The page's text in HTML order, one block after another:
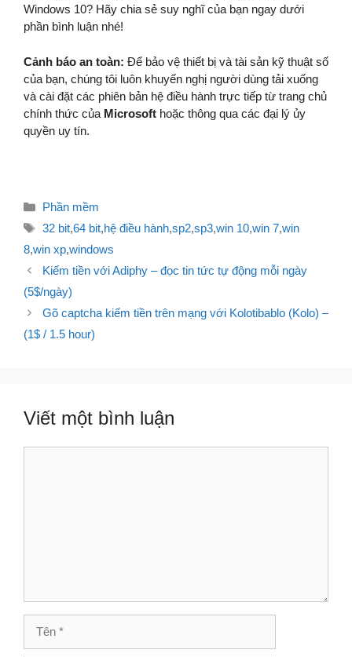
Windows 10? Hãy chia sẻ suy nghĩ của bạn ngay dưới
phần bình luận nhé!
Cảnh báo an toàn: Để bảo vệ thiết bị và tài sản kỹ thuật số
của bạn, chúng tôi luôn khuyến nghị người dùng tải xuống
và cài đặt các phiên bản hệ điều hành trực tiếp từ trang chủ
chính thức của Microsoft hoặc thông qua các đại lý ủy
quyền uy tín.
Danh
mục
Phần mềm
Thẻ
32 bit,64 bit,hệ điều hành,sp2,sp3,win 10,win 7,win
8,win xp,windows
Điều
hướng
bài
viết
Kiếm tiền với Adiphy – đọc tin tức tự động mỗi ngày
(5$/ngày)
Gõ captcha kiếm tiền trên mạng với Kolotibablo (Kolo) –
(1$ / 1.5 hour)
Viết một bình luận